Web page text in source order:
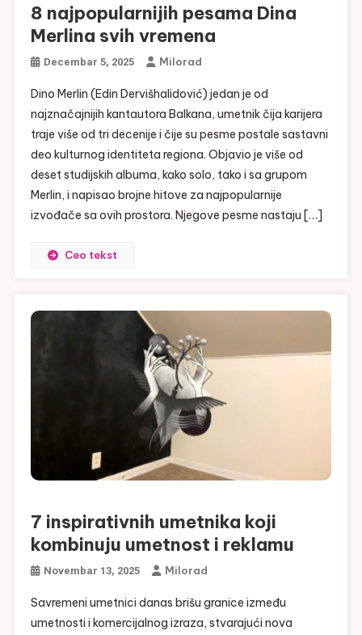
8 najpopularnijih pesama Dina
Merlina svih vremena
Decembar 5, 2025 Milorad
Dino Merlin (Edin Dervišhalidović) jedan je od
najznačajnijih kantautora Balkana, umetnik čija karijera
traje više od tri decenije i čije su pesme postale sastavni
deo kulturnog identiteta regiona. Objavio je više od
deset studijskih albuma, kako solo, tako i sa grupom
Merlin, i napisao brojne hitove za najpopularnije
izvođače sa ovih prostora. Njegove pesme nastaju […]
Ceo tekst
7 inspirativnih umetnika koji
kombinuju umetnost i reklamu
Novembar 13, 2025 Milorad
Savremeni umetnici danas brišu granice između
umetnosti i komercijalnog izraza, stvarajući nova